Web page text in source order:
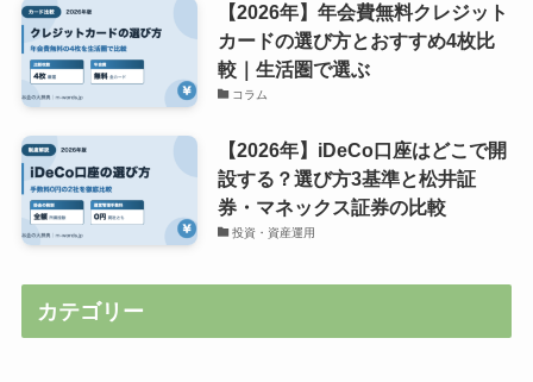
【2026年】年会費無料クレジット
カードの選び方とおすすめ4枚比
較｜生活圏で選ぶ
コラム
【2026年】iDeCo口座はどこで開
設する？選び方3基準と松井証
券・マネックス証券の比較
投資・資産運用
カテゴリー